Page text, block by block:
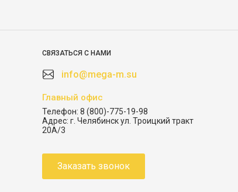
СВЯЗАТЬСЯ С НАМИ
info@mega-m.su
Главный офис
Телефон: 8 (800)-775-19-98
Адрес: г. Челябинск ул. Троицкий тракт
20А/3
Заказать звонок